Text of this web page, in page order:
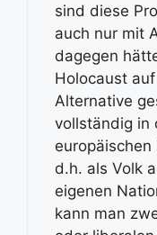
sind diese
auch nur mit
dagegen
Holocaust
Alternative
vollständig in
d.h. als Volk
eigenen
kann man